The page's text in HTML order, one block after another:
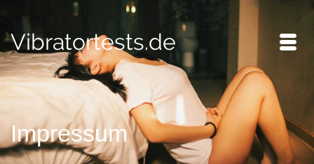
Vibratortests.de
Impressum